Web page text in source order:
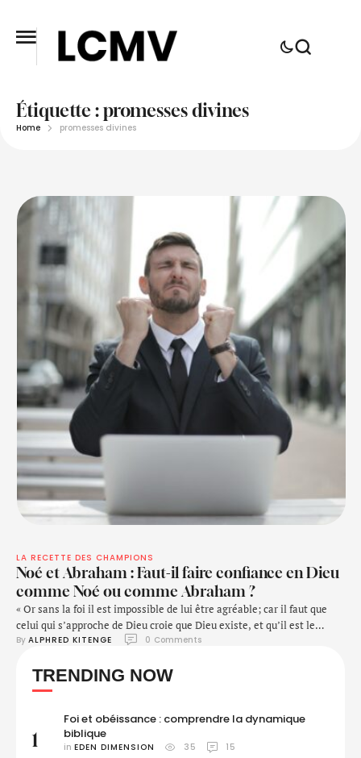
Étiquette :promesses divines
Home promesses divines
LA RECETTE DES CHAMPIONS
Noé et Abraham : Faut-il faire confiance en Dieu
comme Noé ou comme Abraham ?
« Or sans la foi il est impossible de lui être agréable; car il faut que
celui qui s’approche de Dieu croie que Dieu existe, et qu’il est le
rémunérateur de ceux qui le cherchent. » (Hébreux 11:6)
By ALPHRED KITENGE 0 Comments
TRENDING NOW
1
Foi et obéissance : comprendre la dynamique
biblique
in EDEN DIMENSION 35 15